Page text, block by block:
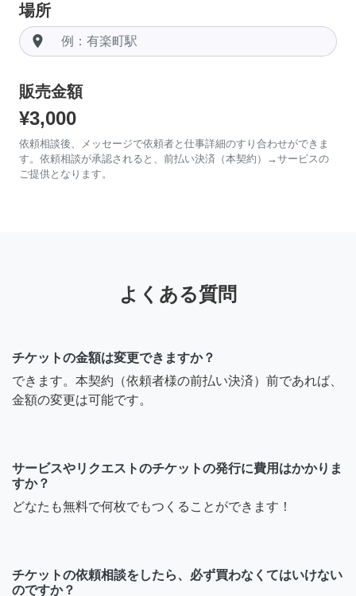
場所
room
販売金額
¥3,000
依頼相談後、メッセージで依頼者と仕事詳細のすり合わせができま
す。依頼相談が承認されると、前払い決済（本契約）→サービスの
ご提供となります。
よくある質問
チケットの金額は変更できますか？
できます。本契約（依頼者様の前払い決済）前であれば、
金額の変更は可能です。
サービスやリクエストのチケットの発行に費用はかかりま
すか？
どなたも無料で何枚でもつくることができます！
チケットの依頼相談をしたら、必ず買わなくてはいけない
のですか？